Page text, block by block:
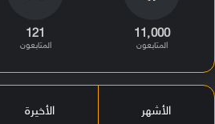
11٬000
المتابعون
121
المتابعون
الأشهر الأخيرة